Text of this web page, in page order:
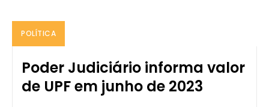
POLÍTICA
Poder Judiciário informa valor
de UPF em junho de 2023